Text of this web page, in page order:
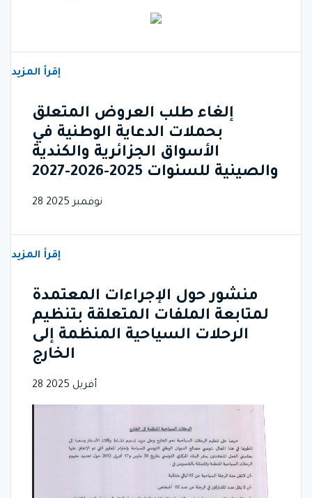
إقرأ المزيد
إلغاء طلب العروض المتعلق
بحملات الدعاية الوطنية في
الأسواق الجزائرية والكندية
والصينية للسنوات 2025-2026-2027
28 نوفمبر 2025
إقرأ المزيد
منشور حول الإجراءات المعتمدة
لمتابعة الملفات المتعلقة بتنظيم
الرحلات السياحية المنظمة إلى
الخارج
28 أفريل 2025